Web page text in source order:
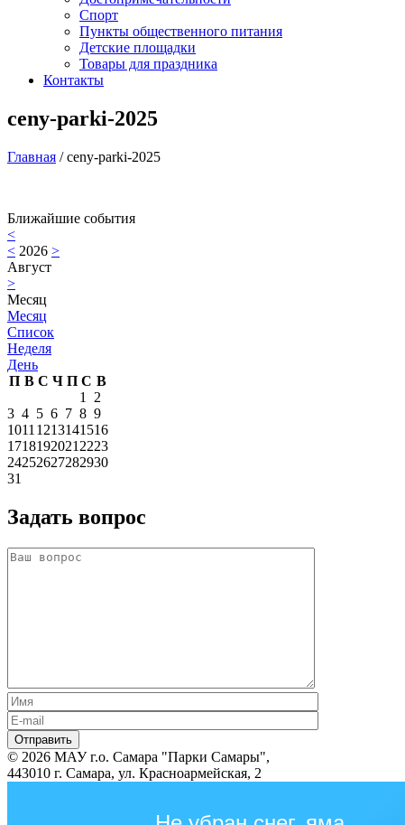
Спорт
Пункты общественного питания
Детские площадки
Товары для праздника
Контакты
ceny-parki-2025
Главная /ceny-parki-2025
Ближайшие события
<
< 2026 >
Август
>
Месяц
Месяц
Список
Неделя
День
П В С Ч П С В
1
2
3 4 5 6 7 8 9
1011 1213141516
1718192021 2223
24252627282930
31
Задать вопрос
© 2026 МАУ г.о. Самара "Парки Самары",
443010 г. Самара, ул. Красноармейская, 2